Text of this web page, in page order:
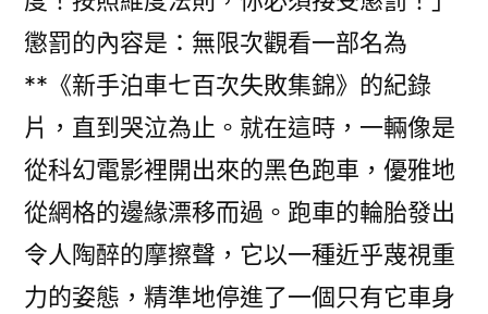
懲罰的內容是：無限次觀看一部名為
**《新手泊車七百次失敗集錦》的紀錄
片，直到哭泣為止。就在這時，一輛像是
從科幻電影裡開出來的黑色跑車，優雅地
從網格的邊緣漂移而過。跑車的輪胎發出
令人陶醉的摩擦聲，它以一種近乎蔑視重
力的姿態，精準地停進了一個只有它車身